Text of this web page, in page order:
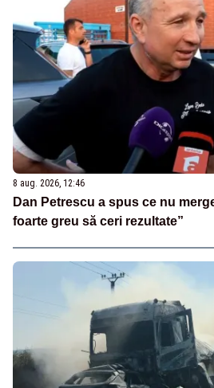
8 aug. 2026, 12:46
Dan Petrescu a spus ce nu
foarte greu să ceri rezultate”